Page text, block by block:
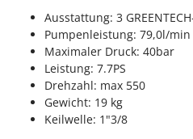
Mähroboter
Manuelle Heckenscheren
Mehrzweck-Sauggeräte
Minibacköfen
Fama Industrie
Famag
Famur
FARMER
FBC
Ausstattung: 3
Pumpenleistung: 79,0l/min
Maximaler Druck: 40bar
Leistung: 7.7PS
Drehzahl: max 550
Gewicht: 19 kg
Keilwelle: 1"3/8